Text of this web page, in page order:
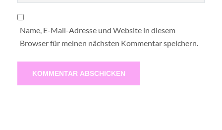
Name, E-Mail-Adresse und Website in diesem
Browser für meinen nächsten Kommentar speichern.